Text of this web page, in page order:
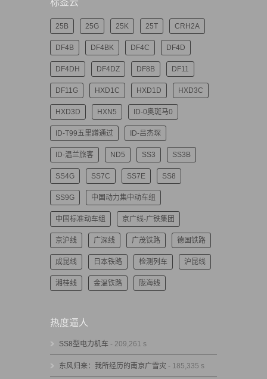
25B 25G 25K 25T CRH2A
DF4B DF4BK DF4C DF4D
DF4DH DF4DZ DF8B DF11
DF11G HXD1C HXD1D HXD3C
HXD3D HXN5 ID-0奥斑马0
ID-T99五里蹲通过 ID-吕杰琛
ID-温兰旅客 ND5 SS3 SS3B
SS4G SS7C SS7E SS8
SS9G 中国动力集中动车组
中国标准动车组 京广线-广铁集团
京沪线 广深线 广茂铁路 德国铁路
成昆线 日本铁路 检测列车 沪昆线
湘桂线 金温铁路 陇海线
热度逼人
SS8型电力机车 - 209,261 s
东风归来：我所经历的南京广雪灾 - 185,335 s